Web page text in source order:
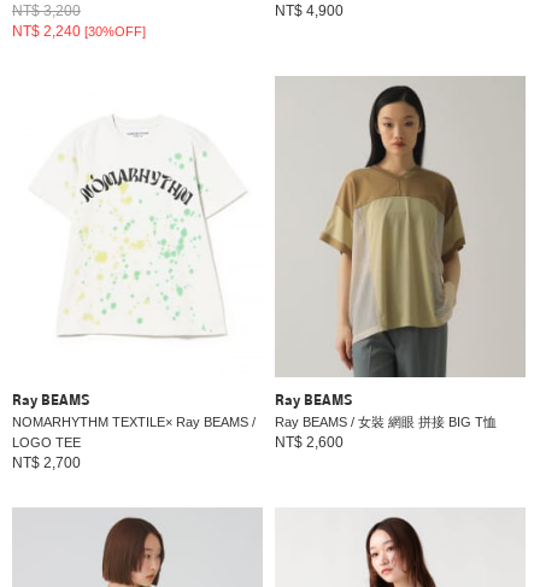
NT$ 3,200
NT$ 2,240 [30%OFF]
NT$ 4,900
Ray BEAMS
NOMARHYTHM TEXTILE× Ray BEAMS /
LOGO TEE
NT$ 2,700
Ray BEAMS
Ray BEAMS / 女裝 網眼 拼接 BIG T恤
NT$ 2,600